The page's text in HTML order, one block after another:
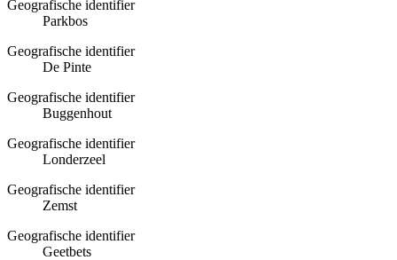
Geografische identifier
Parkbos
Geografische identifier
De Pinte
Geografische identifier
Buggenhout
Geografische identifier
Londerzeel
Geografische identifier
Zemst
Geografische identifier
Geetbets